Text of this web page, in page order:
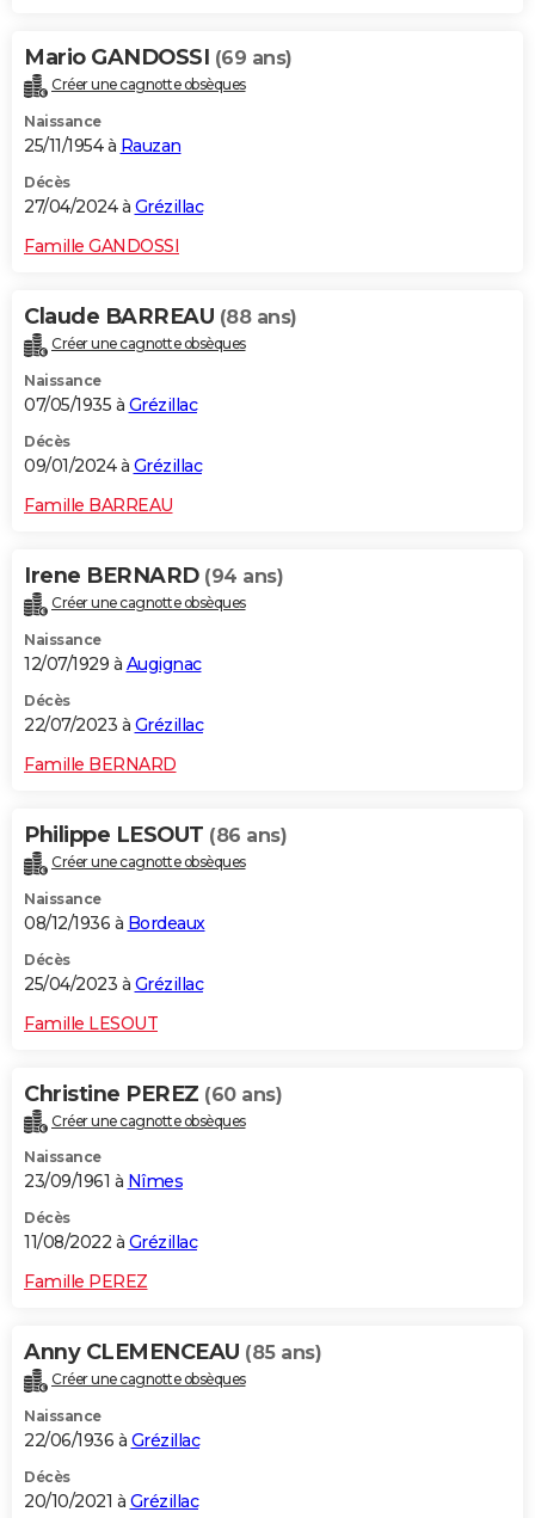
Mario GANDOSSI (69 ans)
Créer une cagnotte obsèques
Naissance
25/11/1954 à Rauzan
Décès
27/04/2024 à Grézillac
Famille GANDOSSI
Claude BARREAU (88 ans)
Créer une cagnotte obsèques
Naissance
07/05/1935 à Grézillac
Décès
09/01/2024 à Grézillac
Famille BARREAU
Irene BERNARD (94 ans)
Créer une cagnotte obsèques
Naissance
12/07/1929 à Augignac
Décès
22/07/2023 à Grézillac
Famille BERNARD
Philippe LESOUT (86 ans)
Créer une cagnotte obsèques
Naissance
08/12/1936 à Bordeaux
Décès
25/04/2023 à Grézillac
Famille LESOUT
Christine PEREZ (60 ans)
Créer une cagnotte obsèques
Naissance
23/09/1961 à Nîmes
Décès
11/08/2022 à Grézillac
Famille PEREZ
Anny CLEMENCEAU (85 ans)
Créer une cagnotte obsèques
Naissance
22/06/1936 à Grézillac
Décès
20/10/2021 à Grézillac